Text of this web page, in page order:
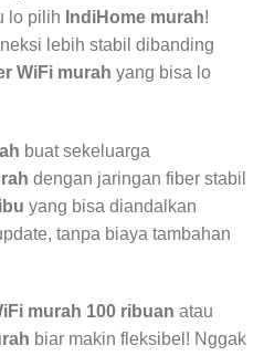
lo pilih IndiHome murah!
lebih stabil dibanding
WiFi murah yang bisa lo
buat sekeluarga
dengan jaringan fiber stabil
yang bisa diandalkan
tanpa biaya tambahan
murah 100 ribuan atau
biar makin fleksibel! Nggak